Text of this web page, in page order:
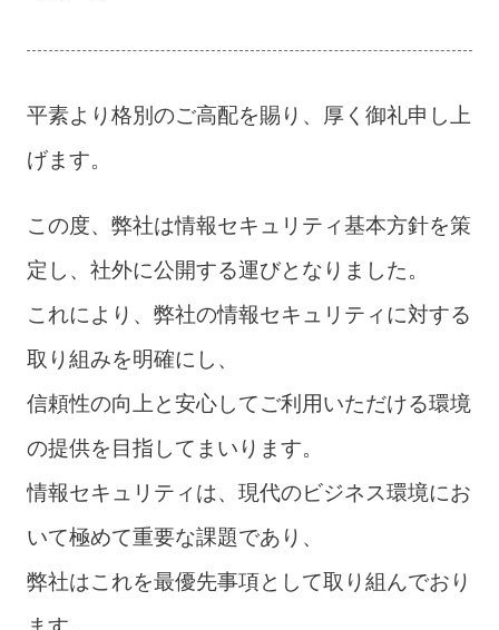
平素より格別のご高配を賜り、厚く御礼申し上
げます。
この度、弊社は情報セキュリティ基本方針を策
定し、社外に公開する運びとなりました。
これにより、弊社の情報セキュリティに対する
取り組みを明確にし、
信頼性の向上と安心してご利用いただける環境
の提供を目指してまいります。
情報セキュリティは、現代のビジネス環境にお
いて極めて重要な課題であり、
弊社はこれを最優先事項として取り組んでおり